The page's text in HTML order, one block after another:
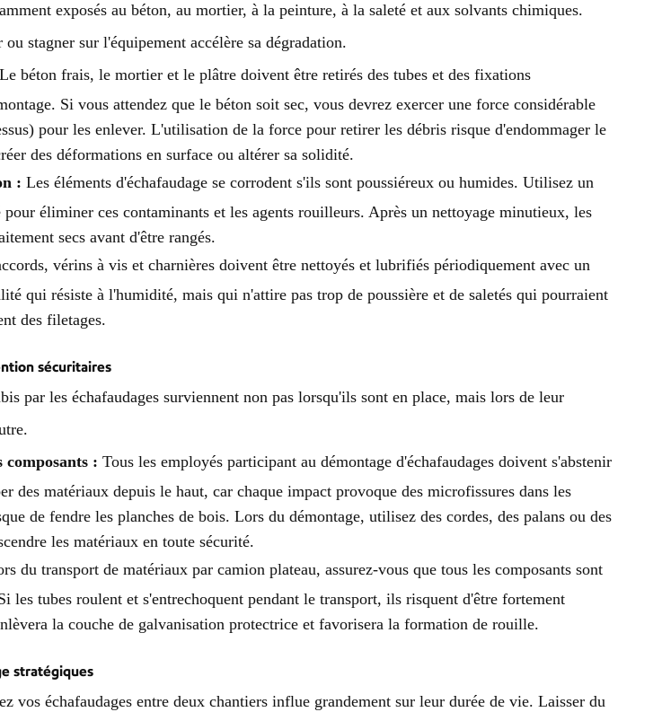
exposés au béton, au mortier, à la peinture, à la saleté et aux solvants chimiques.
stagner sur l'équipement accélère sa dégradation.
Le béton frais, le mortier et le plâtre doivent être retirés des tubes et des fixations
Si vous attendez que le béton soit sec, vous devrez exercer une force considérable
pour les enlever. L'utilisation de la force pour retirer les débris risque d'endommager le
des déformations en surface ou altérer sa solidité.
: Les éléments d'échafaudage se corrodent s'ils sont poussiéreux ou humides. Utilisez un
éliminer ces contaminants et les agents rouilleurs. Après un nettoyage minutieux, les
secs avant d'être rangés.
vérins à vis et charnières doivent être nettoyés et lubrifiés périodiquement avec un
qui résiste à l'humidité, mais qui n'attire pas trop de poussière et de saletés qui pourraient
des filetages.
sécuritaires
par les échafaudages surviennent non pas lorsqu'ils sont en place, mais lors de leur
: Tous les employés participant au démontage d'échafaudages doivent s'abstenir
des matériaux depuis le haut, car chaque impact provoque des microfissures dans les
de fendre les planches de bois. Lors du démontage, utilisez des cordes, des palans ou des
les matériaux en toute sécurité.
du transport de matériaux par camion plateau, assurez-vous que tous les composants sont
les tubes roulent et s'entrechoquent pendant le transport, ils risquent d'être fortement
la couche de galvanisation protectrice et favorisera la formation de rouille.
stratégiques
vos échafaudages entre deux chantiers influe grandement sur leur durée de vie. Laisser du